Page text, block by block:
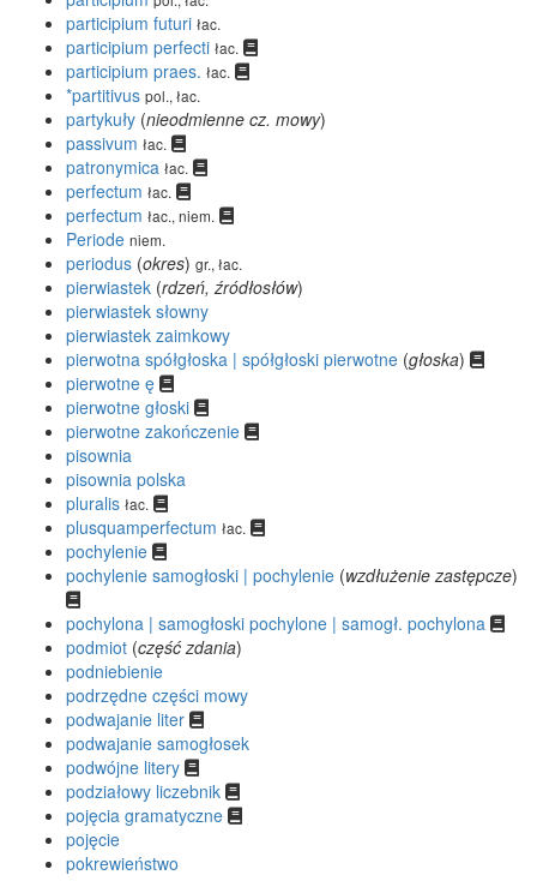
participium futuri łac.
participium perfecti łac.
participium praes. łac.
*partitivus pol., łac.
partykuły (nieodmienne cz. mowy)
passivum łac.
patronymica łac.
perfectum łac.
perfectum łac., niem.
Periode niem.
periodus (okres) gr., łac.
pierwiastek (rdzeń, źródłosłów)
pierwiastek słowny
pierwiastek zaimkowy
pierwotna spółgłoska | spółgłoski pierwotne (głoska)
pierwotne ę
pierwotne głoski
pierwotne zakończenie
pisownia
pisownia polska
pluralis łac.
plusquamperfectum łac.
pochylenie
pochylenie samogłoski | pochylenie (wzdłużenie zastępcze)
pochylona | samogłoski pochylone | samogł. pochylona
podmiot (część zdania)
podniebienie
podrzędne części mowy
podwajanie liter
podwajanie samogłosek
podwójne litery
podziałowy liczebnik
pojęcia gramatyczne
pojęcie
pokrewieństwo